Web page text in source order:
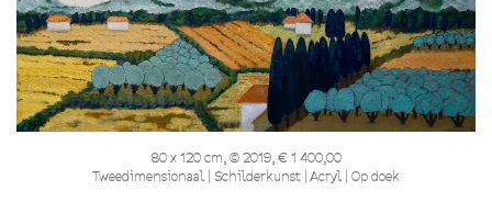
80 x 120 cm, © 2019, € 1 400,00
Tweedimensionaal | Schilderkunst | Acryl | Op doek